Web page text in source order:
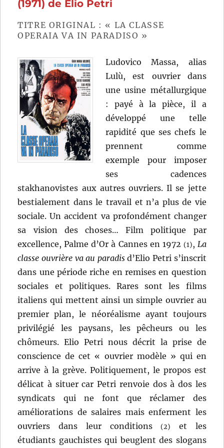
Pottier
(1971) de Elio Petri
TITRE ORIGINAL : « LA CLASSE
OPERAIA VA IN PARADISO »
Ludovico Massa, alias
Lulù, est ouvrier dans
une usine métallurgique
: payé à la pièce, il a
développé une telle
rapidité que ses chefs le
prennent comme
exemple pour imposer
ses cadences
stakhanovistes aux autres ouvriers. Il se jette
bestialement dans le travail et n’a plus de vie
sociale. Un accident va profondément changer
sa vision des choses… Film politique par
excellence, Palme d’Or à Cannes en 1972 (1), La
classe ouvrière va au paradisd’Elio Petri s’inscrit
dans une période riche en remises en question
sociales et politiques. Rares sont les films
italiens qui mettent ainsi un simple ouvrier au
premier plan, le néoréalisme ayant toujours
privilégié les paysans, les pêcheurs ou les
chômeurs. Elio Petri nous décrit la prise de
conscience de cet « ouvrier modèle » qui en
arrive à la grève. Politiquement, le propos est
délicat à situer car Petri renvoie dos à dos les
syndicats qui ne font que réclamer des
améliorations de salaires mais enferment les
ouvriers dans leur conditions(2)
et les
étudiants gauchistes qui beuglent des slogans